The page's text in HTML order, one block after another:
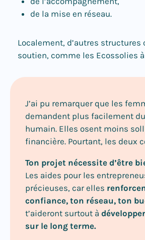
de la mise en réseau.
Localement, d’autres
soutien, comme les Ecossolies
J’ai pu remarquer que les
demandent plus facilement
humain. Elles osent moins
financière. Pourtant, les deux
Ton projet nécessite d’être
Les aides pour les
précieuses, car elles
confiance, ton réseau, ton
t’aideront surtout à
sur le long terme.